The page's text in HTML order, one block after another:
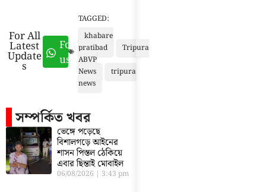
For All
Latest
Update
s
Follow
us
TAGGED:
khabare
pratibad
Tripura
ABVP
News
tripura
news
সম্পর্কিত খবর
ভেঙ্গে পড়েছে
বিশালগড়ে আইনের
শাসন পিস্তল ঠেকিয়ে
এবার ছিন্তাই মোবাইল
06/08/2026 3:43 pm